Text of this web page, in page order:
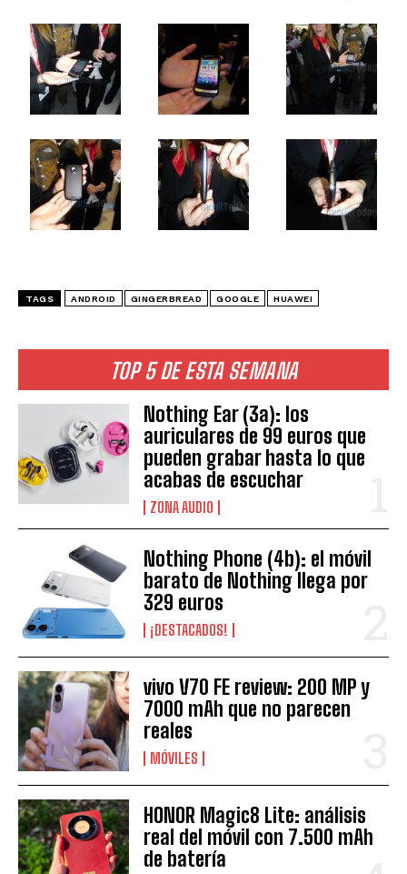
TOP 5 DE ESTA SEMANA
Nothing Ear (3a): los
auriculares de 99 euros que
pueden grabar hasta lo que
acabas de escuchar
ZONA AUDIO
Nothing Phone (4b): el móvil
barato de Nothing llega por
329 euros
¡DESTACADOS!
vivo V70 FE review: 200 MP y
7000 mAh que no parecen
reales
MÓVILES
HONOR Magic8 Lite: análisis
real del móvil con 7.500 mAh
de batería
TAGS ANDROID GINGERBREAD GOOGLE HUAWEI